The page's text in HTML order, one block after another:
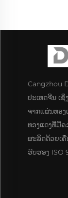
Cangzhou
ປະເທດຈີນ ເ
ຈາກແຜ່ນທອ
ທອງແດງທີ່ມີຄ
ຜະລິດດ້ວຍເຄື່
ຮັບຮອງ ISO